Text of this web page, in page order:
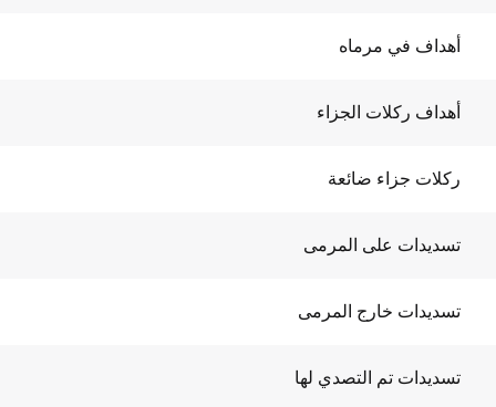
أهداف في مرماه
أهداف ركلات الجزاء
ركلات جزاء ضائعة
تسديدات على المرمى
تسديدات خارج المرمى
تسديدات تم التصدي لها